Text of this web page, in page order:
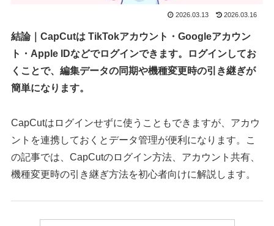
2026.03.13 2026.03.16
結論｜CapCutは TikTokアカウント・Googleアカウン
ト・Apple IDなどでログインできます。ログインしてお
くことで、編集データの同期や機種変更時の引き継ぎが
簡単になります。
CapCutはログインせずに使うこともできますが、アカウ
ントを連携しておくとデータ管理が便利になります。こ
の記事では、CapCutのログイン方法、アカウント共有、
機種変更時の引き継ぎ方法を初心者向けに解説します。